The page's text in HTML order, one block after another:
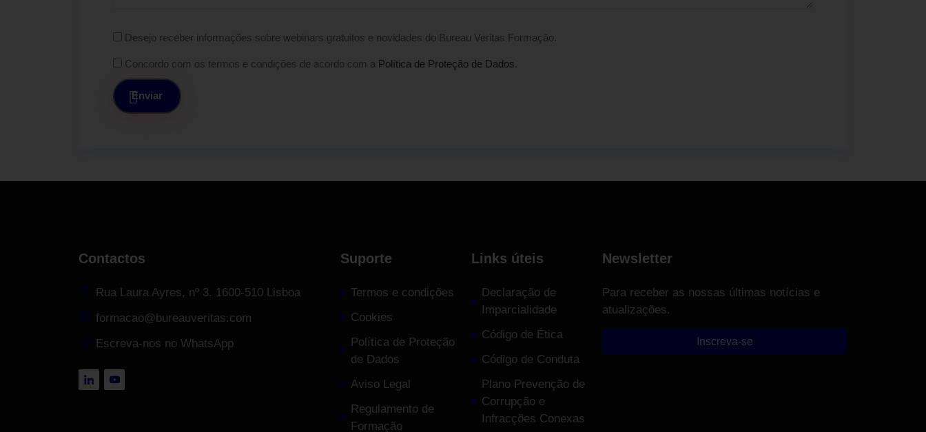
Desejo receber informações sobre webinars gratuitos e novidades do Bureau Veritas Formação.
Concordo com os termos e condições de acordo com a Política de Proteção de Dados.
Enviar
Contactos
Rua Laura Ayres, nº 3. 1600-510 Lisboa
formacao@bureauveritas.com
Escreva-nos no WhatsApp
Suporte
Termos e condições
Cookies
Política de Proteção
de Dados
Aviso Legal
Regulamento de
Formação
Links úteis
Declaração de
Imparcialidade
Código de Ética
Código de Conduta
Plano Prevenção de
Corrupção e
Infracções Conexas
Newsletter
Para receber as nossas últimas notícias e
atualizações.
Inscreva-se